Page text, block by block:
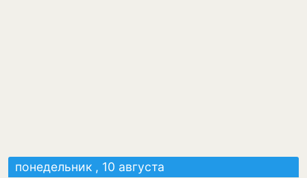
понедельник , 10 августа